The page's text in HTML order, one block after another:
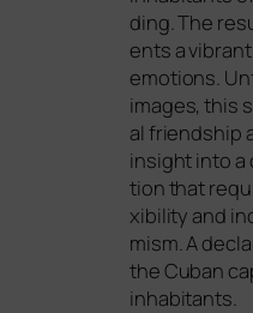
ding. The
ents a
emo­ti­ons.
images, this
al fri­end­ship
insight into
ti­on that
xi­bi­li­ty and
mism. A
the Cuban
inhabitants.